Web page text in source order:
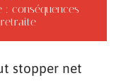
conséquences
stopper net